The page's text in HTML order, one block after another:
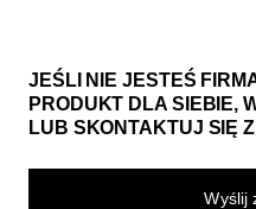
JEŚLI NIE JESTEŚ
PRODUKT DLA SIEBIE,
LUB SKONTAKTUJ SIĘ
Wyślij